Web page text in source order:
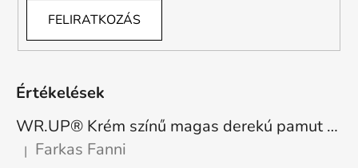
FELIRATKOZÁS
Értékelések
WR.UP® Krém színű magas derekú pamut nadrág RE(MOVE) WRUP1HC001ORG, Z40
A termék értékelése 5-ből 5 csillag.
| Farkas Fanni